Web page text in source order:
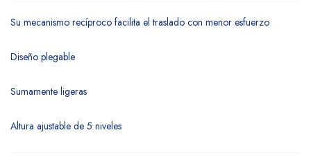
Su mecanismo recíproco facilita el traslado con menor esfuerzo
Diseño plegable
Sumamente ligeras
Altura ajustable de 5 niveles